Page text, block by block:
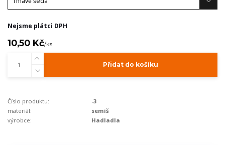
Nejsme plátci DPH
10,50 Kč/ks
Přidat do košíku
Číslo produktu:
-3
materiál:
semiš
výrobce:
Hadladla